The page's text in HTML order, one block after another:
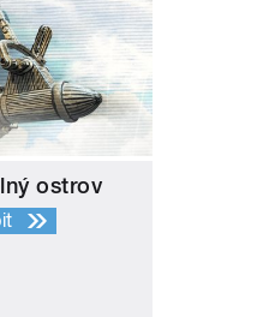
ostrov